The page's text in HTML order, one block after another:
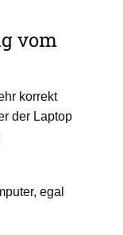
vom
korrekt
der Laptop
egal